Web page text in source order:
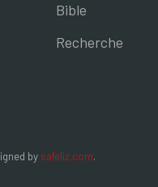
Bible
Recherche
by safeliz.com.